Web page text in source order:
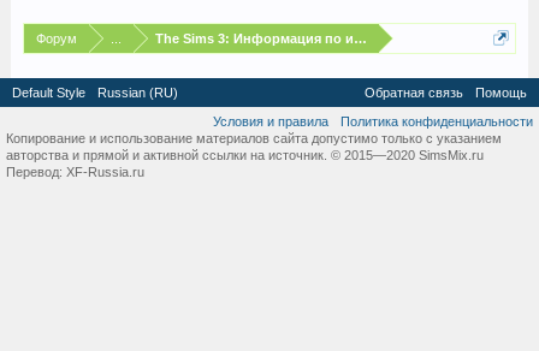
Форум The Sims 3: Информация по игре
Default Style Russian (RU) Обратная связь
Помощь
Условия и правила
Политика конфиденциальности
Копирование и использование материалов сайта допустимо только с указанием
авторства и прямой и активной ссылки на источник. © 2015—2020 SimsMix.ru
Перевод: XF-Russia.ru